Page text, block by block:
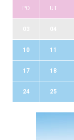
PO UT
10 11
17 18
24 25